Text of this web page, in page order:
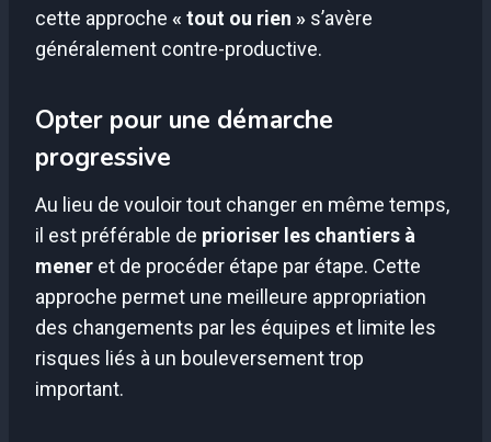
cette approche « tout ou rien » s’avère
généralement contre-productive.
Opter pour une démarche
progressive
Au lieu de vouloir tout changer en même temps,
il est préférable de prioriser les chantiers à
mener et de procéder étape par étape. Cette
approche permet une meilleure appropriation
des changements par les équipes et limite les
risques liés à un bouleversement trop
important.